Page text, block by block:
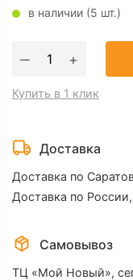
в наличии (5 шт.)
‒
Количество
Цилиндровый
Kilit
SX/81
45+10+26
+
Купить в 1 клик
Доставка
Доставка по
Доставка по
Самовывоз
ТЦ «Мой Новый»,